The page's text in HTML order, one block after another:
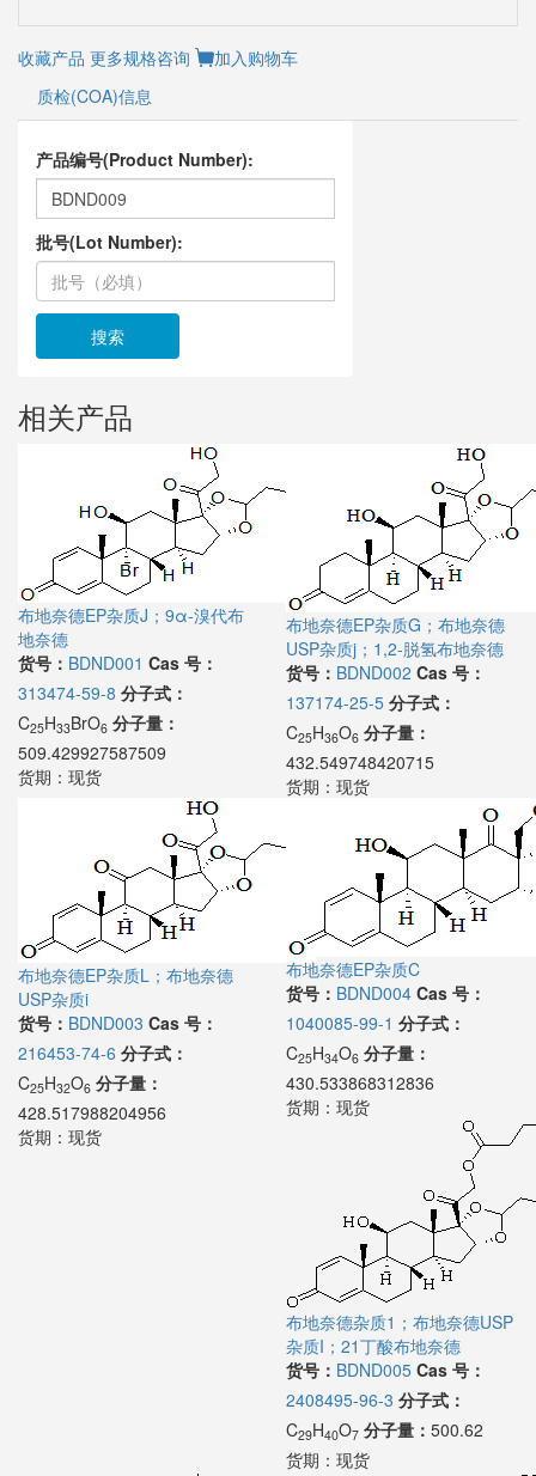
收藏产品 更多规格咨询
加入购物车
质检(COA)信息
产品编号(Product Number):
批号(Lot Number):
搜索
相关产品
布地奈德EP杂质J；9α-溴代布
地奈德
货号： BDND001 Cas 号：
313474-59-8 分子式：
C25H33BrO6 分子量：
509.429927587509
货期： 现货
布地奈德EP杂质G；布地奈德
USP杂质j；1,2-脱氢布地奈德
货号： BDND002 Cas 号：
137174-25-5 分子式：
C25H36O6 分子量：
432.549748420715
货期： 现货
布地奈德EP杂质L；布地奈德
USP杂质i
货号： BDND003 Cas 号：
216453-74-6 分子式：
C25H32O6 分子量：
428.517988204956
货期： 现货
布地奈德EP杂质C
货号： BDND004 Cas 号：
1040085-99-1 分子式：
C25H34O6 分子量：
430.533868312836
货期： 现货
布地奈德杂质1；布地奈德USP
杂质I；21丁酸布地奈德
货号： BDND005 Cas 号：
2408495-96-3 分子式：
C29H40O7 分子量： 500.62
货期： 现货